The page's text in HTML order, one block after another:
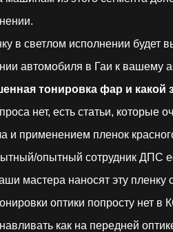
в светлом исполнении будет
автомобиля в Гаи к вашему
тонировка фар и какой
нет, есть статьи, которые
и применением пленок
опытный сотрудник ДПС
мастера наносят эту
оптики попросту нет
как на передней